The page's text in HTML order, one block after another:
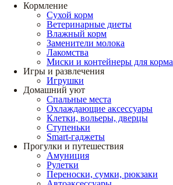
Кормление
Сухой корм
Ветеринарные диеты
Влажный корм
Заменители молока
Лакомства
Миски и контейнеры для корма
Игры и развлечения
Игрушки
Домашний уют
Спальные места
Охлаждающие аксессуары
Клетки, вольеры, дверцы
Ступеньки
Smart-гаджеты
Прогулки и путешествия
Амуниция
Рулетки
Переноски, сумки, рюкзаки